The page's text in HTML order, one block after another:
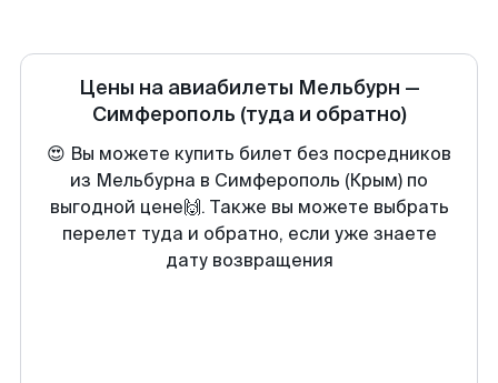
Цены на авиабилеты Мельбурн —
Симферополь (туда и обратно)
😍 Вы можете купить билет без посредников
из Мельбурна в Симферополь (Крым) по
выгодной цене🙌. Также вы можете выбрать
перелет туда и обратно, если уже знаете
дату возвращения